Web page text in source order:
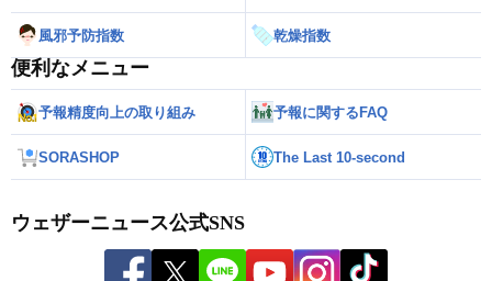
風邪予防指数 乾燥指数
便利なメニュー
予報精度向上の取り組み 予報に関するFAQ
SORASHOP The Last 10-second
ウェザーニュース公式SNS